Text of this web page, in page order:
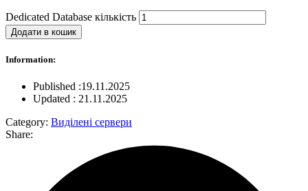
Dedicated Database кількість
Додати в кошик
Information:
Published :19.11.2025
Updated : 21.11.2025
Category: Виділені сервери
Share: